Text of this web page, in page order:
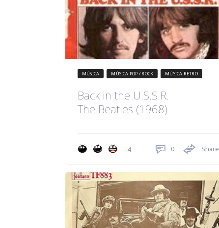
MÚSICA MÚSICA POP / ROCK MÚSICA RETRO
Back in the U.S.S.R.
The Beatles (1968)
4 0 Share